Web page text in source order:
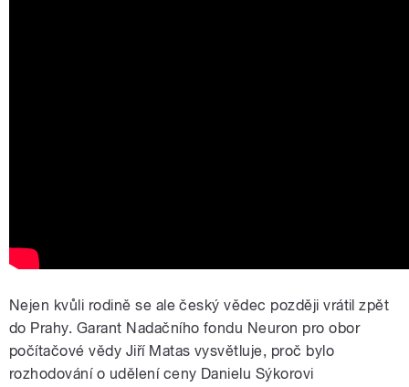
Nejen kvůli rodině se ale český vědec později vrátil zpět
do Prahy. Garant Nadačního fondu Neuron pro obor
počítačové vědy Jiří Matas vysvětluje, proč bylo
rozhodování o udělení ceny Danielu Sýkorovi